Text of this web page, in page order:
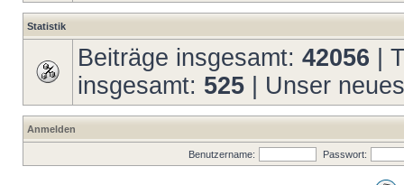
Statistik
Beiträge insgesamt: 42056 |
insgesamt: 525 | Unser
Anmelden
Benutzername: Passwort: